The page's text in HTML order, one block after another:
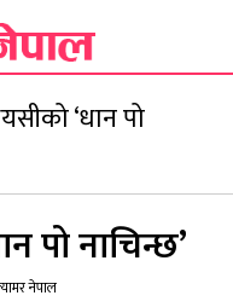
‘धान पो
पो नाचिन्छ’
नेपाल